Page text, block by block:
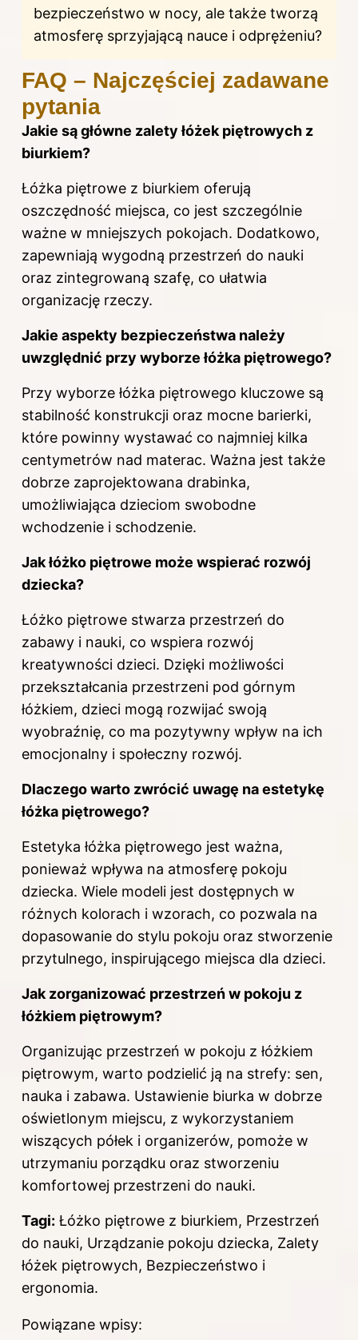
bezpieczeństwo w nocy, ale także tworzą
atmosferę sprzyjającą nauce i odprężeniu?
FAQ – Najczęściej zadawane
pytania
Jakie są główne zalety łóżek piętrowych z
biurkiem?
Łóżka piętrowe z biurkiem oferują
oszczędność miejsca, co jest szczególnie
ważne w mniejszych pokojach. Dodatkowo,
zapewniają wygodną przestrzeń do nauki
oraz zintegrowaną szafę, co ułatwia
organizację rzeczy.
Jakie aspekty bezpieczeństwa należy
uwzględnić przy wyborze łóżka piętrowego?
Przy wyborze łóżka piętrowego kluczowe są
stabilność konstrukcji oraz mocne barierki,
które powinny wystawać co najmniej kilka
centymetrów nad materac. Ważna jest także
dobrze zaprojektowana drabinka,
umożliwiająca dzieciom swobodne
wchodzenie i schodzenie.
Jak łóżko piętrowe może wspierać rozwój
dziecka?
Łóżko piętrowe stwarza przestrzeń do
zabawy i nauki, co wspiera rozwój
kreatywności dzieci. Dzięki możliwości
przekształcania przestrzeni pod górnym
łóżkiem, dzieci mogą rozwijać swoją
wyobraźnię, co ma pozytywny wpływ na ich
emocjonalny i społeczny rozwój.
Dlaczego warto zwrócić uwagę na estetykę
łóżka piętrowego?
Estetyka łóżka piętrowego jest ważna,
ponieważ wpływa na atmosferę pokoju
dziecka. Wiele modeli jest dostępnych w
różnych kolorach i wzorach, co pozwala na
dopasowanie do stylu pokoju oraz stworzenie
przytulnego, inspirującego miejsca dla dzieci.
Jak zorganizować przestrzeń w pokoju z
łóżkiem piętrowym?
Organizując przestrzeń w pokoju z łóżkiem
piętrowym, warto podzielić ją na strefy: sen,
nauka i zabawa. Ustawienie biurka w dobrze
oświetlonym miejscu, z wykorzystaniem
wiszących półek i organizerów, pomoże w
utrzymaniu porządku oraz stworzeniu
komfortowej przestrzeni do nauki.
Tagi: Łóżko piętrowe z biurkiem, Przestrzeń
do nauki, Urządzanie pokoju dziecka, Zalety
łóżek piętrowych, Bezpieczeństwo i
ergonomia.
Powiązane wpisy: